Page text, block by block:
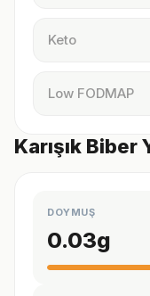
Keto
Low FODMAP
Karışık Biber
DOYMUŞ
0.03g